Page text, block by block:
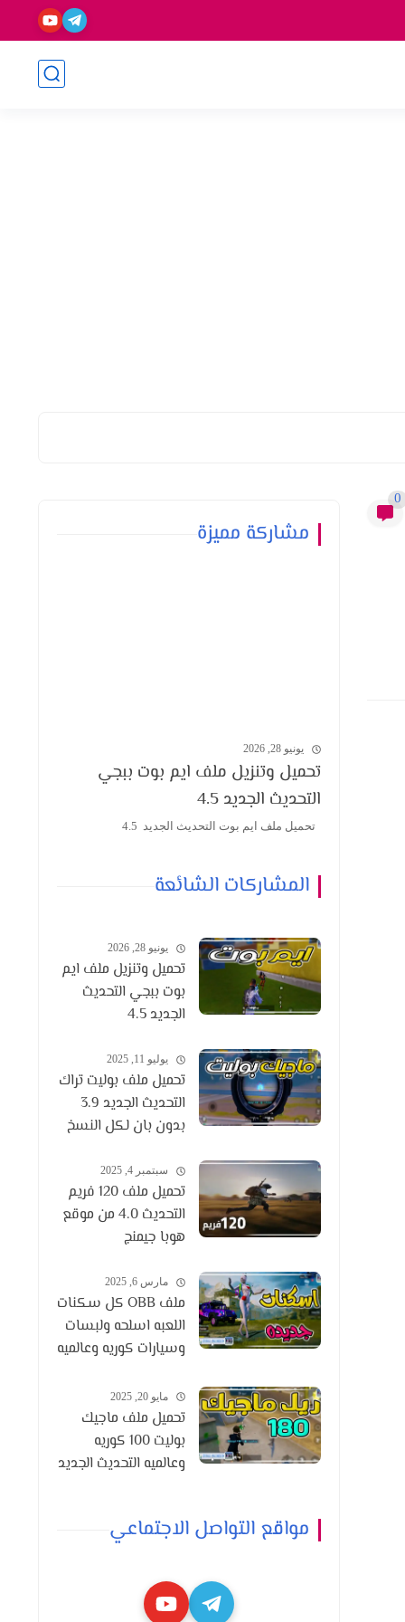
0
مشاركة مميزة
يونيو 28, 2026
تحميل وتنزيل ملف ايم بوت ببجي
التحديث الجديد 4.5
تحميل ملف ايم بوت التحديث الجديد 4.5
المشاركات الشائعة
يونيو 28, 2026
تحميل وتنزيل ملف ايم
بوت ببجي التحديث
الجديد 4.5
يوليو 11, 2025
تحميل ملف بوليت تراك
التحديث الجديد 3.9
بدون بان لكل النسخ
سبتمبر 4, 2025
تحميل ملف 120 فريم
التحديث 4.0 من موقع
هوبا جيمنج
مارس 6, 2025
ملف OBB كل سكنات
اللعبه اسلحه ولبسات
وسيارات كوريه وعالميه
مايو 20, 2025
تحميل ملف ماجيك
بوليت 100 كوريه
وعالميه التحديث الجديد
مواقع التواصل الاجتماعي